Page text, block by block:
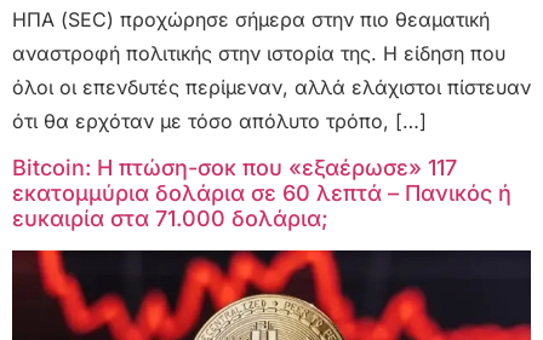
ΗΠΑ (SEC) προχώρησε σήμερα στην πιο θεαματική
αναστροφή πολιτικής στην ιστορία της. Η είδηση που
όλοι οι επενδυτές περίμεναν, αλλά ελάχιστοι πίστευαν
ότι θα ερχόταν με τόσο απόλυτο τρόπο, […]
Bitcoin: Η πτώση-σοκ που «εξαέρωσε» 117
εκατομμύρια δολάρια σε 60 λεπτά – Πανικός ή
ευκαιρία στα 71.000 δολάρια;